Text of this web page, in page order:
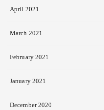
April 2021
March 2021
February 2021
January 2021
December 2020